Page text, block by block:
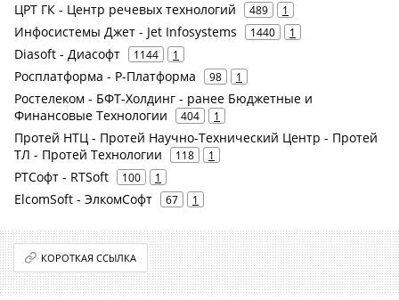
ЦРТ ГК - Центр речевых технологий 489 1
Инфосистемы Джет - Jet Infosystems 1440 1
Diasoft - Диасофт 1144 1
Росплатформа - Р-Платформа 98 1
Ростелеком - БФТ-Холдинг - ранее Бюджетные и
Финансовые Технологии
404 1
Протей НТЦ - Протей Научно-Технический Центр - Протей
ТЛ - Протей Технологии
118 1
РТСофт - RTSoft 100 1
ElcomSoft - ЭлкомСофт 67 1
КОРОТКАЯ ССЫЛКА